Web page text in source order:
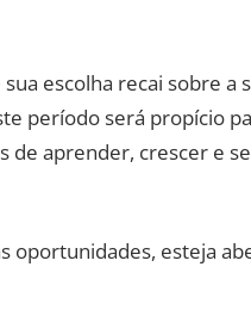
escolha recai sobre
período será propício
de aprender, crescer e
oportunidades, esteja